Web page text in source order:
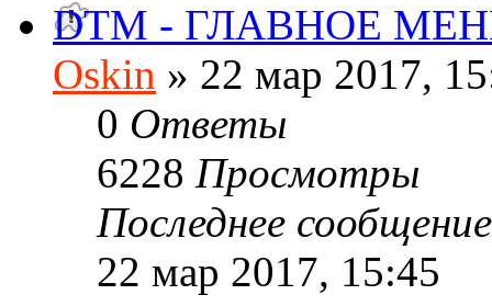
DTM - ГЛАВНОЕ
Oskin » 22 мар 2017,
0 Ответы
6228 Просмотры
Последнее
22 мар 2017, 15:45